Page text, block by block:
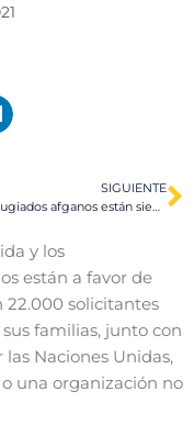
SIGUIENTE
¿Qué refugiados afganos están siendo reasentados en los EE. UU?
y los
están a favor de
solicitantes
familias, junto con
Naciones Unidas,
una organización no